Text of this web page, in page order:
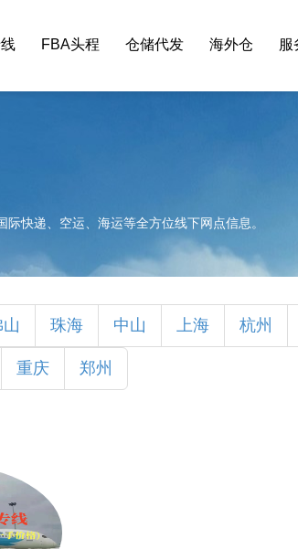
FBA头程 仓储代发 海外仓 服
快递、空运、海运等全方位线下网点信息。
珠海 中山 上海 杭州
重庆 郑州